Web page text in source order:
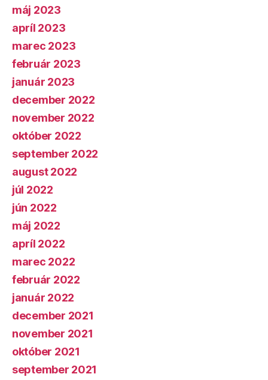
máj 2023
apríl 2023
marec 2023
február 2023
január 2023
december 2022
november 2022
október 2022
september 2022
august 2022
júl 2022
jún 2022
máj 2022
apríl 2022
marec 2022
február 2022
január 2022
december 2021
november 2021
október 2021
september 2021